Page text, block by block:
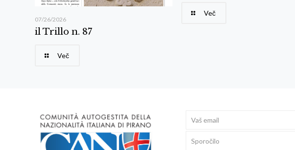
07/26/2026
il Trillo n. 87
Več
Več